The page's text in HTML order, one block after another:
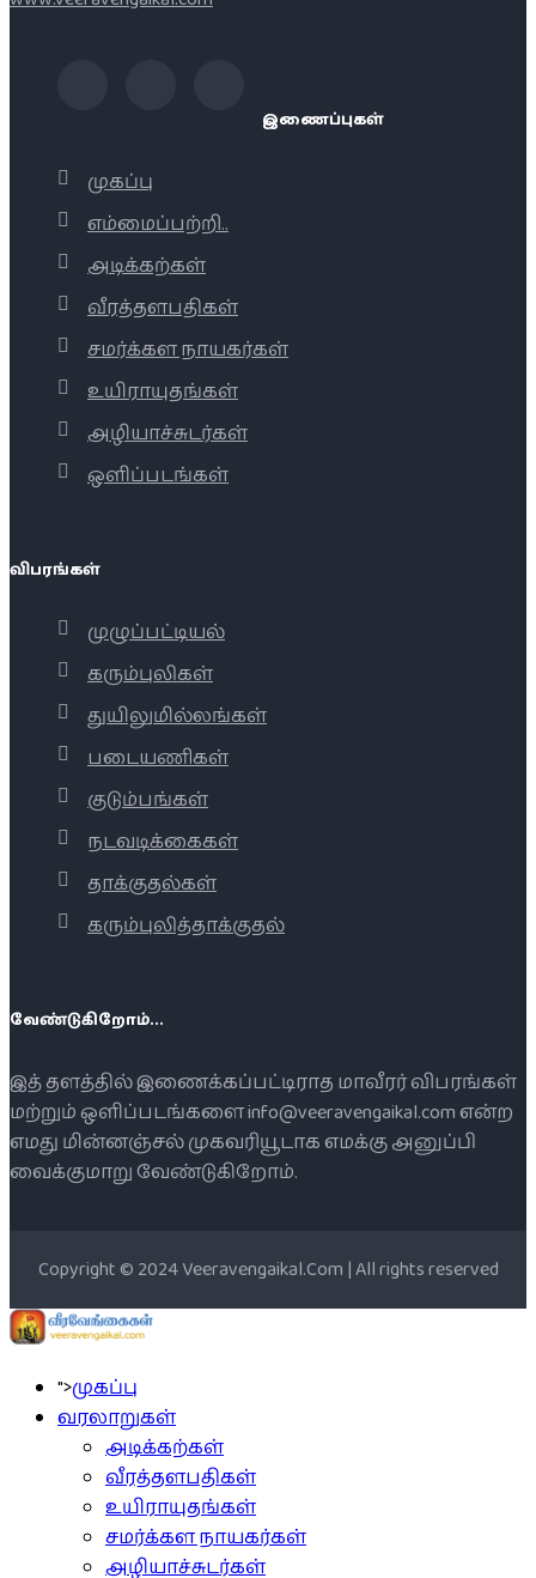
இணைப்புகள்
முகப்பு
எம்மைப்பற்றி..
அடிக்கற்கள்
வீரத்தளபதிகள்
சமர்க்கள நாயகர்கள்
உயிராயுதங்கள்
அழியாச்சுடர்கள்
ஒளிப்படங்கள்
விபரங்கள்
முழுப்பட்டியல்
கரும்புலிகள்
துயிலுமில்லங்கள்
படையணிகள்
குடும்பங்கள்
நடவடிக்கைகள்
தாக்குதல்கள்
கரும்புலித்தாக்குதல்
வேண்டுகிறோம்...
இத் தளத்தில் இணைக்கப்பட்டிராத மாவீரர் விபரங்கள்
மற்றும் ஒளிப்படங்களை info@veeravengaikal.com என்ற
எமது மின்னஞ்சல் முகவரியூடாக எமக்கு அனுப்பி
வைக்குமாறு வேண்டுகிறோம்.
Copyright © 2024 Veeravengaikal.Com | All rights reserved
">முகப்பு
வரலாறுகள்
அடிக்கற்கள்
வீரத்தளபதிகள்
உயிராயுதங்கள்
சமர்க்கள நாயகர்கள்
அழியாச்சுடர்கள்